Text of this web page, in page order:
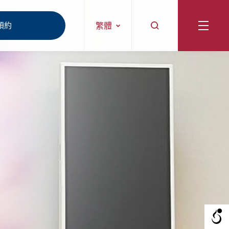
約 繁體